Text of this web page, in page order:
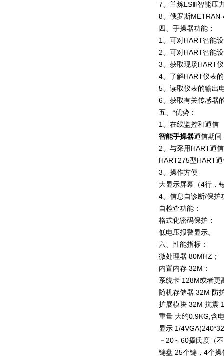
7、兰炼LSⅢ智能压
8、俄罗斯
四、手操器功能：
1、可对HART智能
2、可对HART智能
3、获取现场HART
4、了解HART仪表
5、读取仪表的输出
6、获取有关传感器
五、*优势：
1、在线监控和通信
智能手操器通信期间
2、与采用HART通
HART275型HART
3、操作方便
大显示屏幕（4行，
4、信息自诊断/保护
自检查功能；
格式化密码保护；
低电压报警显示。
六、性能指标：
微处理器 80MHZ；
内置内存 32M；
系统卡 128M或者更
随机存储器 32M 防
扩展模块 32M 抗震
重量 大约0.9KG,含
显示 1/
－20～60摄氏度（
键盘 25个键，4个